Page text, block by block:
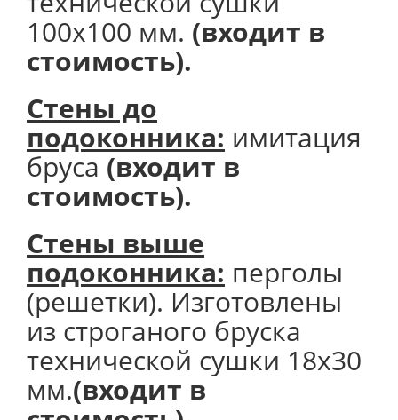
100х100 мм. (входит в
стоимость).
Стены до
подоконника: имитация
бруса (входит в
стоимость).
Стены выше
подоконника: перголы
(решетки). Изготовлены
из строганого бруска
технической сушки 18х30
мм.(входит в